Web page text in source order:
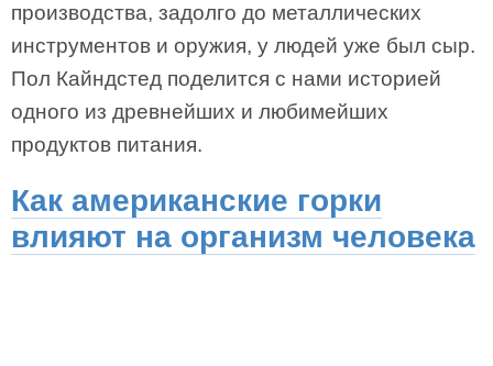
производства, задолго до металлических
инструментов и оружия, у людей уже был сыр.
Пол Кайндстед поделится с нами историей
одного из древнейших и любимейших
продуктов питания.
Как американские горки
влияют на организм человека